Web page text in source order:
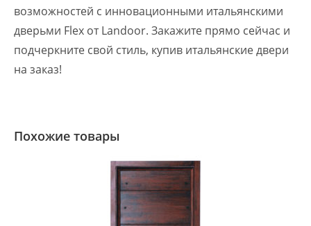
возможностей с инновационными итальянскими
дверьми Flex от Landoor. Закажите прямо сейчас и
подчеркните свой стиль, купив итальянские двери
на заказ!
Похожие товары